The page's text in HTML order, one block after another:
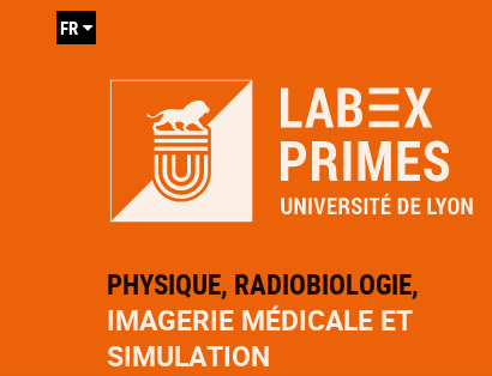
PHYSIQUE, RADIOBIOLOGIE,
IMAGERIE MÉDICALE ET
SIMULATION
FR